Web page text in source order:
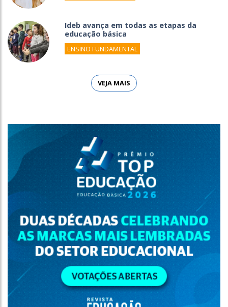
Ideb avança em todas as etapas da
educação básica
ENSINO FUNDAMENTAL
VEJA MAIS